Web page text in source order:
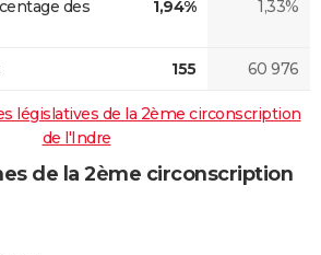
des
1,94% 1,33%
155 60 976
législatives de la 2ème circonscription
de l'Indre
de la 2ème circonscription